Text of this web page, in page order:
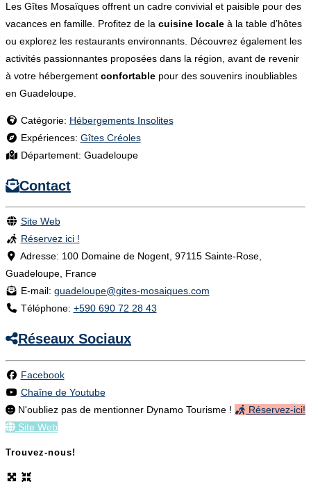
Les Gîtes Mosaïques offrent un cadre convivial et paisible pour des
vacances en famille. Profitez de la cuisine locale à la table d’hôtes
ou explorez les restaurants environnants. Découvrez également les
activités passionnantes proposées dans la région, avant de revenir
à votre hébergement confortable pour des souvenirs inoubliables
en Guadeloupe.
Catégorie: Hébergements Insolites
Expériences: Gîtes Créoles
Département: Guadeloupe
Contact
Site Web
Réservez ici !
Adresse: 100 Domaine de Nogent, 97115 Sainte-Rose,
Guadeloupe, France
E-mail: guadeloupe@gites-mosaiques.com
Téléphone: +590 690 72 28 43
Réseaux Sociaux
Facebook
Chaîne de Youtube
N'oubliez pas de mentionner Dynamo Tourisme !
Réservez-ici!
Site Web
Trouvez-nous!